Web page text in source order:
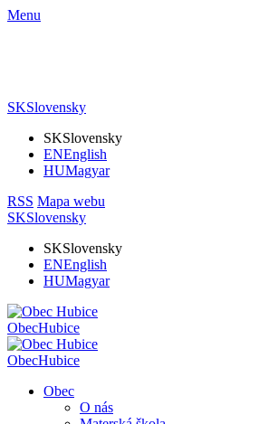
Menu
SKSlovensky
SKSlovensky
ENEnglish
HUMagyar
RSS Mapa webu
SKSlovensky
SKSlovensky
ENEnglish
HUMagyar
ObecHubice
ObecHubice
Obec
O nás